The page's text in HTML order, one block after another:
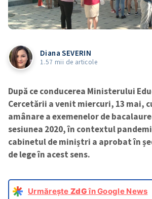
Diana SEVERIN
1.57 mii de articole
După ce conducerea Ministerului
Cercetării a venit miercuri, 13 mai,
amânare a exemenelor de
sesiunea 2020, în contextul
cabinetul de miniștri a aprobat în
de lege în acest sens.
Urmărește ZdGîn Google News